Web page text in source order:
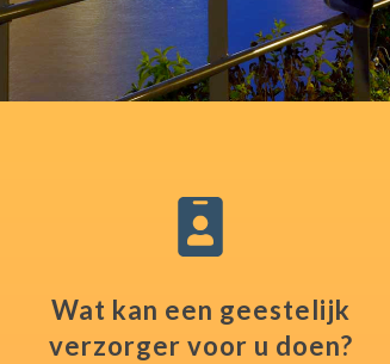
Wat kan een geestelijk
verzorger voor u doen?